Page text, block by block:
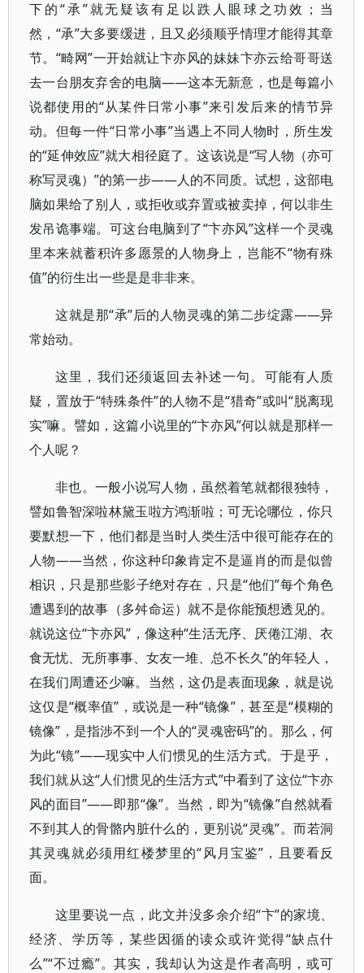
下的“承”就无疑该有足以跌人眼球之功效；当
然，“承”大多要缓进，且又必须顺乎情理才能得其章
节。“畸网”一开始就让卞亦风的妹妹卞亦云给哥哥送
去一台朋友弃舍的电脑——这本无新意，也是每篇小
说都使用的“从某件日常小事”来引发后来的情节异
动。但每一件“日常小事”当遇上不同人物时，所生发
的“延伸效应”就大相径庭了。这该说是“写人物（亦可
称写灵魂）”的第一步——人的不同质。试想，这部电
脑如果给了别人，或拒收或弃置或被卖掉，何以非生
发吊诡事端。可这台电脑到了“卞亦风”这样一个灵魂
里本来就蓄积许多愿景的人物身上，岂能不“物有殊
值”的衍生出一些是是非非来。
这就是那“承”后的人物灵魂的第二步绽露——异
常始动。
这里，我们还须返回去补述一句。可能有人质
疑，置放于“特殊条件”的人物不是“猎奇”或叫“脱离现
实”嘛。譬如，这篇小说里的“卞亦风”何以就是那样一
个人呢？
非也。一般小说写人物，虽然着笔就都很独特，
譬如鲁智深啦林黛玉啦方鸿渐啦；可无论哪位，你只
要默想一下，他们都是当时人类生活中很可能存在的
人物——当然，你这种印象肯定不是逼肖的而是似曾
相识，只是那些影子绝对存在，只是“他们”每个角色
遭遇到的故事（多舛命运）就不是你能预想透见的。
就说这位“卞亦风”，像这种“生活无序、厌倦江湖、衣
食无忧、无所事事、女友一堆、总不长久”的年轻人，
在我们周遭还少嘛。当然，这仍是表面现象，就是说
这仅是“概率值”，或说是一种“镜像”，甚至是“模糊的
镜像”，是指涉不到一个人的“灵魂密码”的。那么，何
为此“镜”——现实中人们惯见的生活方式。于是乎，
我们就从这“人们惯见的生活方式”中看到了这位“卞亦
风的面目”——即那“像”。当然，即为“镜像”自然就看
不到其人的骨骼内脏什么的，更别说“灵魂”。而若洞
其灵魂就必须用红楼梦里的“风月宝鉴”，且要看反
面。
这里要说一点，此文并没多余介绍“卞”的家境、
经济、学历等，某些因循的读众或许觉得“缺点什
么”“不过瘾”。其实，我却认为这是作者高明，或可